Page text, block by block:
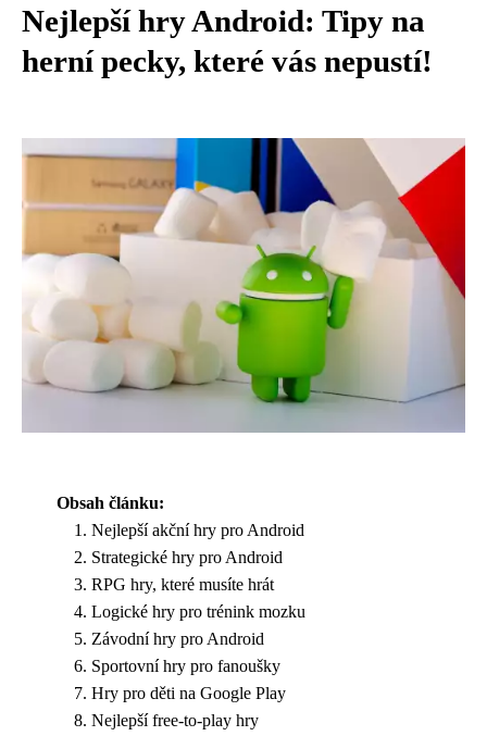
Nejlepší hry Android: Tipy na
herní pecky, které vás nepustí!
Obsah článku:
Nejlepší akční hry pro Android
Strategické hry pro Android
RPG hry, které musíte hrát
Logické hry pro trénink mozku
Závodní hry pro Android
Sportovní hry pro fanoušky
Hry pro děti na Google Play
Nejlepší free-to-play hry